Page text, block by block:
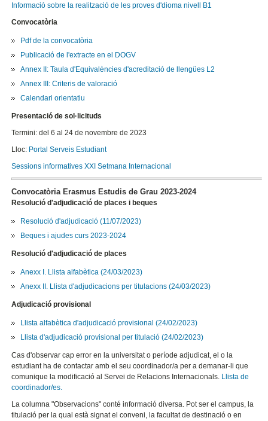
Informació sobre la realització de les proves d'dioma nivell B1
Convocatòria
Pdf de la convocatòria
Publicació de l'extracte en el DOGV
Annex II: Taula d'Equivalències d'acreditació de llengües L2
Annex III: Criteris de valoració
Calendari orientatiu
Presentació de sol·licituds
Termini: del 6 al 24 de novembre de 2023
Lloc: Portal Serveis Estudiant
Sessions informatives XXI Setmana Internacional
Convocatòria Erasmus Estudis de Grau 2023-2024
Resolució d'adjudicació de places i beques
Resolució d'adjudicació (11/07/2023)
Beques i ajudes curs 2023-2024
Resolució d'adjudicació de places
Anexx I. Llista alfabètica (24/03/2023)
Anexx II. Llista d'adjudicacions per titulacions (24/03/2023)
Adjudicació provisional
Llista alfabètica d'adjudicació provisional (24/02/2023)
Llista d'adjudicació provisional per titulació (24/02/2023)
Cas d'observar cap error en la universitat o període adjudicat, el o la
estudiant ha de contactar amb el seu coordinador/a per a demanar-li que
comunique la modificació al Servei de Relacions Internacionals. Llista de
coordinador/es.
La columna "Observacions" conté informació diversa. Pot ser el campus, la
titulació per la qual està signat el conveni, la facultat de destinació o en